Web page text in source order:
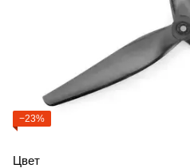
−23%
Цвет